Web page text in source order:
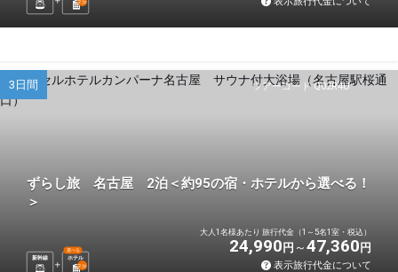
泊
ツアーコード Q02R4U
3日間
ずらし旅 名古屋 2泊＜約95の宿・ホテルから選べる！
＞
新幹線 ホテル
選べる
2泊
大人1名様あたり 旅行代金（1～5名1室・税込）
24,990 円 47,360 円
表示旅行代金について